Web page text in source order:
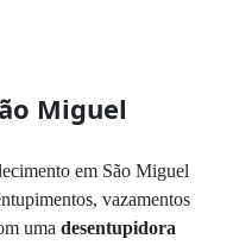
Miguel
em São Miguel
vazamentos
uma desentupidora